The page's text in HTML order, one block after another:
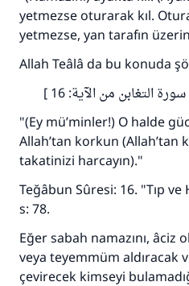
yetmezse oturarak kıl.
yetmezse, yan tarafın
Allah Teâlâ da bu konuda
التغابن من الآية: 16 ]
"(Ey mü’minler!) O halde
Allah’tan korkun (Allah’tan
takatinizi harcayın)."
Teğâbun Sûresi: 16. "Tıp
s: 78.
Eğer sabah namazını, âciz
veya teyemmüm aldıracak
çevirecek kimseyi